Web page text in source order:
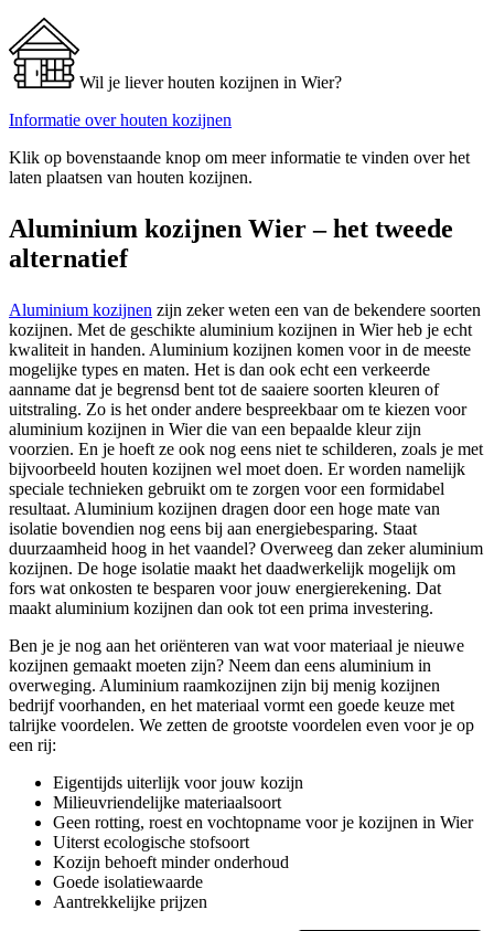
Wil je liever houten kozijnen in Wier?
Informatie over houten kozijnen
Klik op bovenstaande knop om meer informatie te vinden over het
laten plaatsen van houten kozijnen.
Aluminium kozijnen Wier – het tweede
alternatief
Aluminium kozijnen zijn zeker weten een van de bekendere soorten
kozijnen. Met de geschikte aluminium kozijnen in Wier heb je echt
kwaliteit in handen. Aluminium kozijnen komen voor in de meeste
mogelijke types en maten. Het is dan ook echt een verkeerde
aanname dat je begrensd bent tot de saaiere soorten kleuren of
uitstraling. Zo is het onder andere bespreekbaar om te kiezen voor
aluminium kozijnen in Wier die van een bepaalde kleur zijn
voorzien. En je hoeft ze ook nog eens niet te schilderen, zoals je met
bijvoorbeeld houten kozijnen wel moet doen. Er worden namelijk
speciale technieken gebruikt om te zorgen voor een formidabel
resultaat. Aluminium kozijnen dragen door een hoge mate van
isolatie bovendien nog eens bij aan energiebesparing. Staat
duurzaamheid hoog in het vaandel? Overweeg dan zeker aluminium
kozijnen. De hoge isolatie maakt het daadwerkelijk mogelijk om
fors wat onkosten te besparen voor jouw energierekening. Dat
maakt aluminium kozijnen dan ook tot een prima investering.
Ben je je nog aan het oriënteren van wat voor materiaal je nieuwe
kozijnen gemaakt moeten zijn? Neem dan eens aluminium in
overweging. Aluminium raamkozijnen zijn bij menig kozijnen
bedrijf voorhanden, en het materiaal vormt een goede keuze met
talrijke voordelen. We zetten de grootste voordelen even voor je op
een rij:
Eigentijds uiterlijk voor jouw kozijn
Milieuvriendelijke materiaalsoort
Geen rotting, roest en vochtopname voor je kozijnen in Wier
Uiterst ecologische stofsoort
Kozijn behoeft minder onderhoud
Goede isolatiewaarde
Aantrekkelijke prijzen